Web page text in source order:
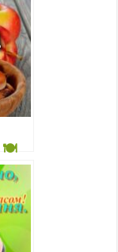
🍽️